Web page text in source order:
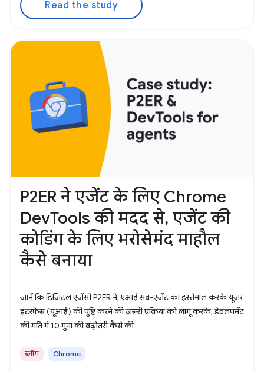
Read the study
P2ER ने एजेंट के लिए Chrome
DevTools की मदद से, एजेंट की
कोडिंग के लिए भरोसेमंद माहौल
कैसे बनाया
जानें कि डिजिटल एजेंसी P2ER ने, एआई सब-एजेंट का इस्तेमाल करके यूज़र
इंटरफ़ेस (यूआई) की पुष्टि करने की ज़रूरी प्रक्रिया को लागू करके, डेवलपमेंट
की गति में 10 गुना की बढ़ोतरी कैसे की
ब्लॉग Chrome